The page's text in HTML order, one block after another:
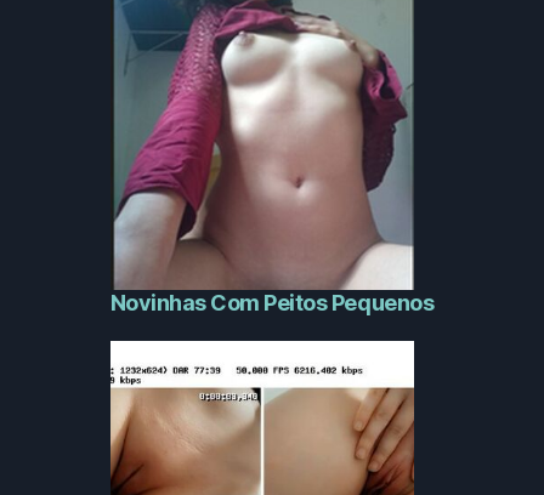
Novinhas Com Peitos Pequenos